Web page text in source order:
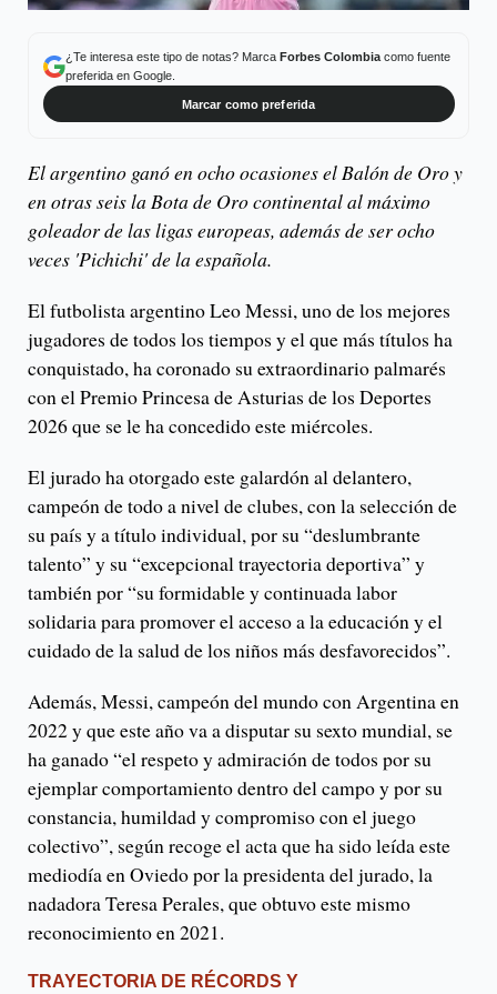
¿Te interesa este tipo de notas? Marca Forbes Colombiacomo fuente
preferida en Google.
Marcar como preferida
El argentino ganó en ocho ocasiones el Balón de Oro y
en otras seis la Bota de Oro continental al máximo
goleador de las ligas europeas, además de ser ocho
veces 'Pichichi' de la española.
El futbolista argentino Leo Messi, uno de los mejores
jugadores de todos los tiempos y el que más títulos ha
conquistado, ha coronado su extraordinario palmarés
con el Premio Princesa de Asturias de los Deportes
2026 que se le ha concedido este miércoles.
El jurado ha otorgado este galardón al delantero,
campeón de todo a nivel de clubes, con la selección de
su país y a título individual, por su “deslumbrante
talento” y su “excepcional trayectoria deportiva” y
también por “su formidable y continuada labor
solidaria para promover el acceso a la educación y el
cuidado de la salud de los niños más desfavorecidos”.
Además, Messi, campeón del mundo con Argentina en
2022 y que este año va a disputar su sexto mundial, se
ha ganado “el respeto y admiración de todos por su
ejemplar comportamiento dentro del campo y por su
constancia, humildad y compromiso con el juego
colectivo”, según recoge el acta que ha sido leída este
mediodía en Oviedo por la presidenta del jurado, la
nadadora Teresa Perales, que obtuvo este mismo
reconocimiento en 2021.
TRAYECTORIA DE RÉCORDS Y